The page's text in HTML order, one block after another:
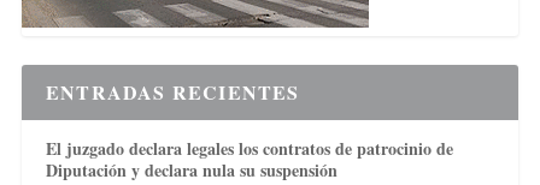
ENTRADAS RECIENTES
El juzgado declara legales los contratos de patrocinio de
Diputación y declara nula su suspensión